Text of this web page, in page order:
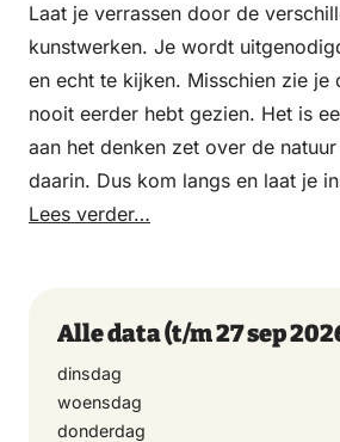
Laat je verrassen door de
kunstwerken. Je wordt
en echt te kijken. Misschien zie je
nooit eerder hebt gezien. Het is
aan het denken zet over de
daarin. Dus kom langs en laat je
prachtige kunst en de mooie
Lees verder…
Alle data(t/m 27 sep
dinsdag
woensdag
donderdag